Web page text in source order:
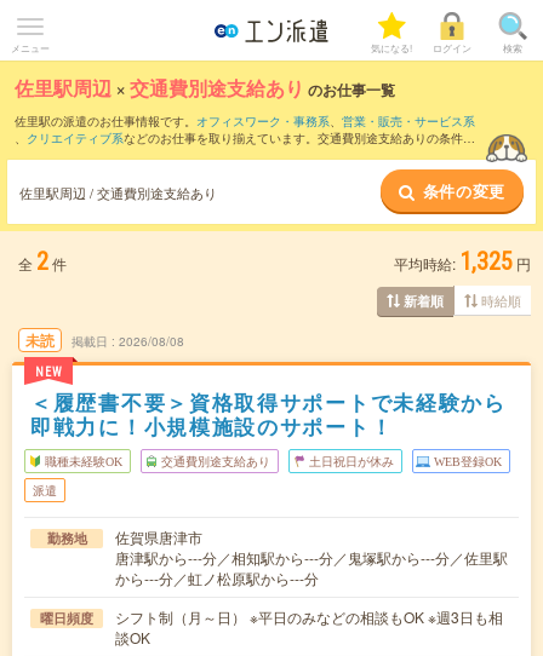
メニュー 気になる! ログイン 検索
佐里駅周辺 ×交通費別途支給あり のお仕事一覧
佐里駅の派遣のお仕事情報です。 オフィスワーク・事務系、 営業・販売・サービス系
、 クリエイティブ系などのお仕事を取り揃えています。交通費別途支給ありの条件の
佐里駅周辺 / 交通費別途支給あり 条件の変更
全 2件 平均時給: 1,325 円
新着順 時給順
未読
NEW
掲載日 2026/08/08
＜履歴書不要＞資格取得サポートで未経験から
即戦力に！小規模施設のサポート！
職種未経験OK 交通費別途支給あり 土日祝日が休み WEB登録OK
派遣
勤務地
佐賀県唐津市
唐津駅から---分／相知駅から---分／鬼塚駅から---分／佐里駅
から---分／虹ノ松原駅から---分
曜日頻度
シフト制（月～日） ※平日のみなどの相談もOK ※週3日も相
談OK